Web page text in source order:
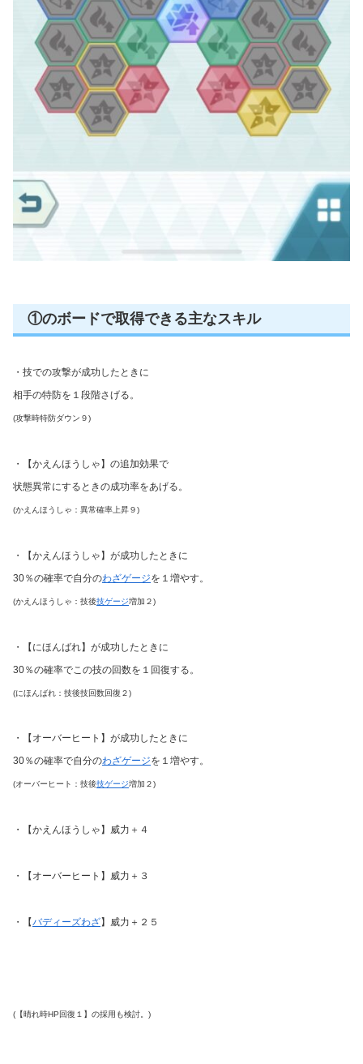
①のボードで取得できる主なスキル
・技での攻撃が成功したときに
相手の特防を１段階さげる。
(攻撃時特防ダウン９)
・【かえんほうしゃ】の追加効果で
状態異常にするときの成功率をあげる。
(かえんほうしゃ：異常確率上昇９)
・【かえんほうしゃ】が成功したときに
30％の確率で自分のわざゲージを１増やす。
(かえんほうしゃ：技後技ゲージ増加２)
・【にほんばれ】が成功したときに
30％の確率でこの技の回数を１回復する。
(にほんばれ：技後技回数回復２)
・【オーバーヒート】が成功したときに
30％の確率で自分のわざゲージを１増やす。
(オーバーヒート：技後技ゲージ増加２)
・【かえんほうしゃ】威力＋４
・【オーバーヒート】威力＋３
・【バディーズわざ】威力＋２５
(【晴れ時HP回復１】の採用も検討。)